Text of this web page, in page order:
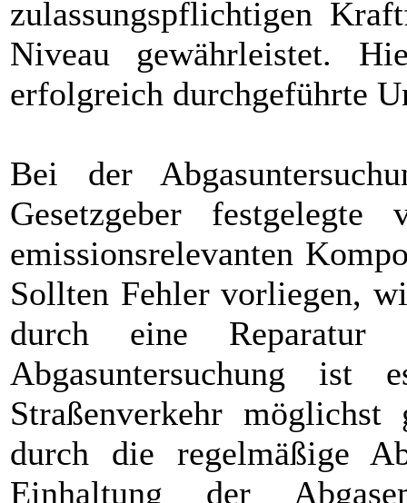
zulassungspflichtigen
Niveau gewährleistet.
erfolgreich durchgeführte
Bei der
Gesetzgeber festgelegte
emissionsrelevanten
Sollten Fehler vorliegen,
durch eine
Abgasuntersuchung
Straßenverkehr
durch die regelmäßige
Einhaltung der